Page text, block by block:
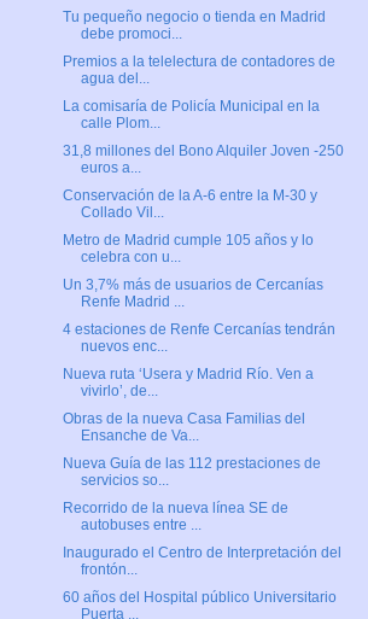
Tu pequeño negocio o tienda en Madrid
debe promoci...
Premios a la telelectura de contadores de
agua del...
La comisaría de Policía Municipal en la
calle Plom...
31,8 millones del Bono Alquiler Joven -250
euros a...
Conservación de la A-6 entre la M-30 y
Collado Vil...
Metro de Madrid cumple 105 años y lo
celebra con u...
Un 3,7% más de usuarios de Cercanías
Renfe Madrid ...
4 estaciones de Renfe Cercanías tendrán
nuevos enc...
Nueva ruta ‘Usera y Madrid Río. Ven a
vivirlo’, de...
Obras de la nueva Casa Familias del
Ensanche de Va...
Nueva Guía de las 112 prestaciones de
servicios so...
Recorrido de la nueva línea SE de
autobuses entre ...
Inaugurado el Centro de Interpretación del
frontón...
60 años del Hospital público Universitario
Puerta ...